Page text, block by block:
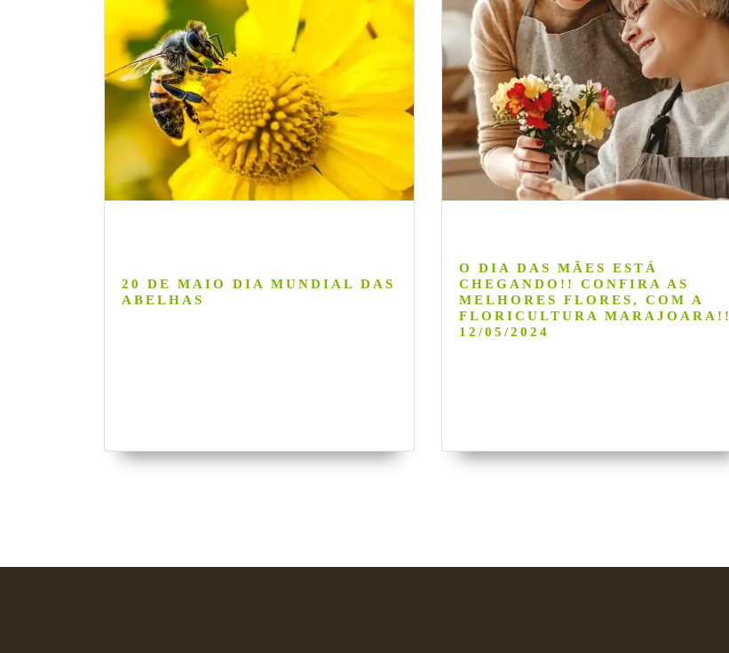
20 DE MAIO DIA MUNDIAL DAS
ABELHAS
O DIA DAS MÃES ESTÁ
CHEGANDO!! CONFIRA AS
MELHORES FLORES, COM A
FLORICULTURA MARAJOARA!!
12/05/2024